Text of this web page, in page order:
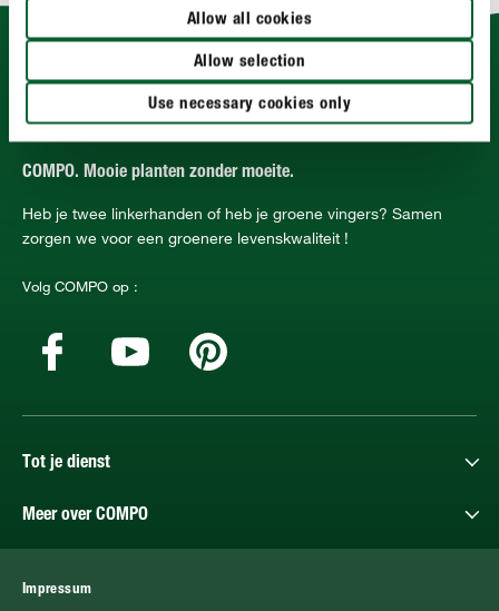
Allow all cookies
Allow selection
Use necessary cookies only
COMPO. Mooie planten zonder moeite.
Heb je twee linkerhanden of heb je groene vingers? Samen
zorgen we voor een groenere levenskwaliteit !
Volg COMPO op :
Tot je dienst
Meer over COMPO
Impressum